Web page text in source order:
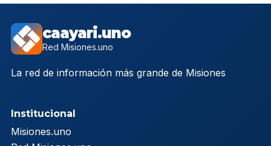
caayari.uno
Red Misiones.uno
La red de información más grande de Misiones
Institucional
Misiones.uno